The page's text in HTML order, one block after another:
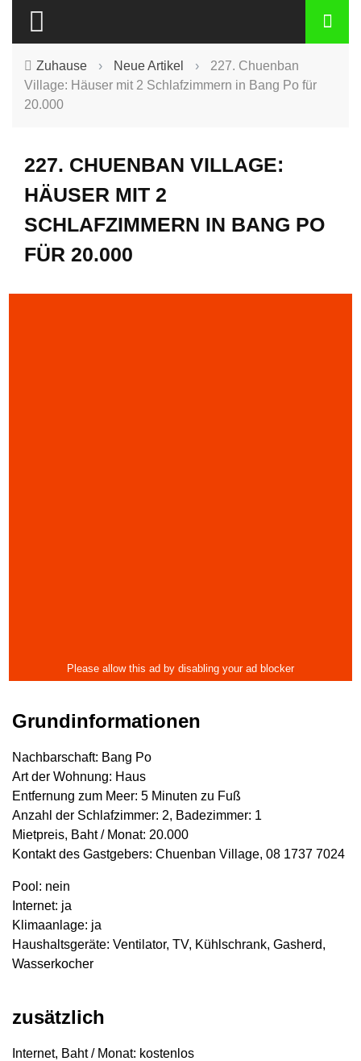
Zuhause › Neue Artikel ›
227. Chuenban
Village: Häuser mit 2 Schlafzimmern in Bang Po für
20.000
227. CHUENBAN VILLAGE:
HÄUSER MIT 2
SCHLAFZIMMERN IN BANG PO
FÜR 20.000
Grundinformationen
Nachbarschaft: Bang Po
Art der Wohnung: Haus
Entfernung zum Meer: 5 Minuten zu Fuß
Anzahl der Schlafzimmer: 2, Badezimmer: 1
Mietpreis, Baht / Monat: 20.000
Kontakt des Gastgebers: Chuenban Village, 08 1737 7024
Pool: nein
Internet: ja
Klimaanlage: ja
Haushaltsgeräte: Ventilator, TV, Kühlschrank, Gasherd,
Wasserkocher
zusätzlich
Internet, Baht / Monat: kostenlos